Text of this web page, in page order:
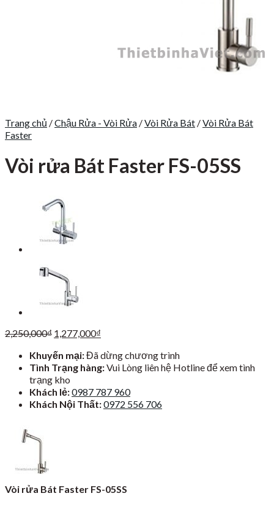
Trang chủ /Chậu Rửa - Vòi Rửa /Vòi Rửa Bát /Vòi Rửa Bát
Faster
Vòi rửa Bát Faster FS-05SS
2,250,000₫ Giá
là:
2,250,000₫.
1,277,000₫
tại
là:
Khuyến mại:Đã dừng chương trình
Tình Trạng hàng:Vui Lòng liên hệ Hotline để xem tình
trạng kho
Khách lẻ:0987 787 960
Khách Nội Thất:0972 556 706
Vòi rửa Bát Faster FS-05SS